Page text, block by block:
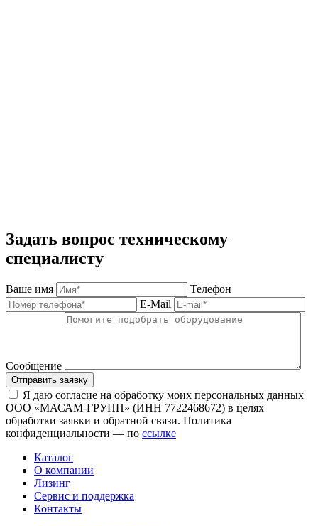
Задать вопрос техническому
специалисту
Ваше имя
Телефон
E-Mail
Сообщение
Отправить заявку
Я даю согласие на обработку моих персональных данных
ООО «МАСАМ-ГРУПП» (ИНН 7722468672) в целях
обработки заявки и обратной связи. Политика
конфиденциальности — по ссылке
Каталог
О компании
Лизинг
Сервис и поддержка
Контакты